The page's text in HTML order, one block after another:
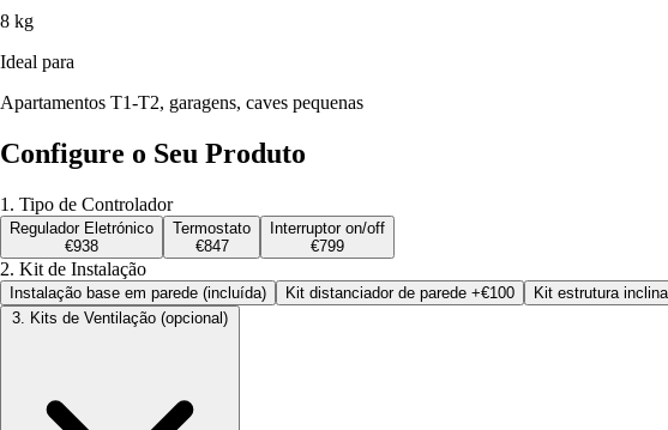
8 kg
Ideal para
Apartamentos T1-T2, garagens, caves pequenas
Configure o Seu Produto
1. Tipo de Controlador
Regulador Eletrónico
€938
Termostato
€847
Interruptor on/off
€799
2. Kit de Instalação
Instalação base em parede (incluída) Kit distanciador de parede +€100 Kit estrutura
3. Kits de Ventilação (opcional)